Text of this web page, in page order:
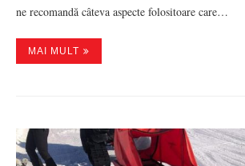
ne recomandă câteva aspecte folositoare care…
MAI MULT